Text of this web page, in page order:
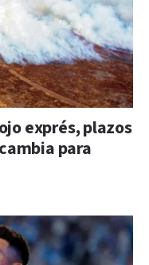
exprés, plazos
para